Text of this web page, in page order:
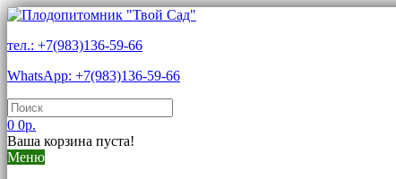
тел.: +7(983)136-59-66
WhatsApp: +7(983)136-59-66
0 0р.
Ваша корзина пуста!
Меню